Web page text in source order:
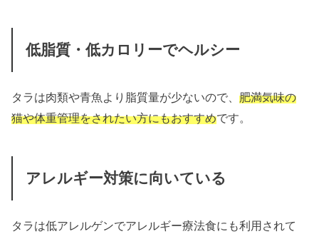
低脂質・低カロリーでヘルシー
タラは肉類や青魚より脂質量が少ないので、肥満気味の
猫や体重管理をされたい方にもおすすめです。
アレルギー対策に向いている
タラは低アレルゲンでアレルギー療法食にも利用されて